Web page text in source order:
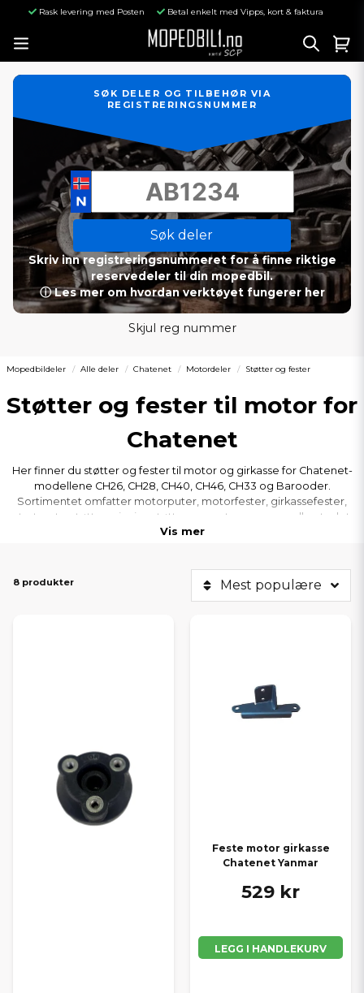
Rask levering med Posten Betal enkelt med Vipps, kort & faktura
SØK DELER OG TILBEHØR VIA
REGISTRERINGSNUMMER
Søk deler
Skriv inn registreringsnummeret for å finne riktige
reservedeler til din mopedbil.
ⓘ Les mer om hvordan verktøyet fungerer her
Skjul reg nummer
Mopedbildeler Alle deler Chatenet Motordeler Støtter og fester
Støtter og fester til motor for
Chatenet
Her finner du støtter og fester til motor og girkasse for Chatenet-
modellene CH26, CH28, CH40, CH46, CH33 og Barooder.
Sortimentet omfatter motorputer, motorfester, girkassefester,
startmotorstøtter, girwire-støtter og motor­rammer – alle utvalgt
for stabil montering, riktig passform og lang holdbarhet i din
Vis mer
8 produkter Mest populære
Feste motor girkasse
Chatenet Yanmar
529 kr
LEGG I HANDLEKURV